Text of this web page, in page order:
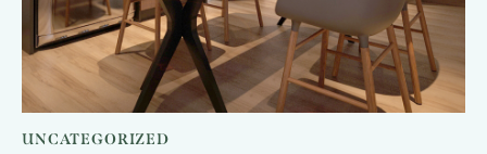
UNCATEGORIZED